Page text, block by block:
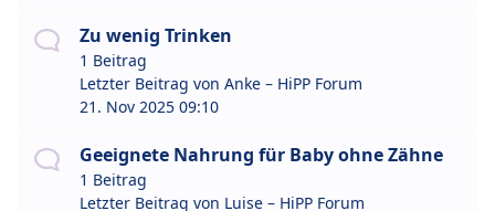
Zu wenig Trinken
1 Beitrag
Letzter Beitrag von Anke – HiPP Forum
21. Nov 2025 09:10
Geeignete Nahrung für Baby ohne Zähne
1 Beitrag
Letzter Beitrag von Luise – HiPP Forum